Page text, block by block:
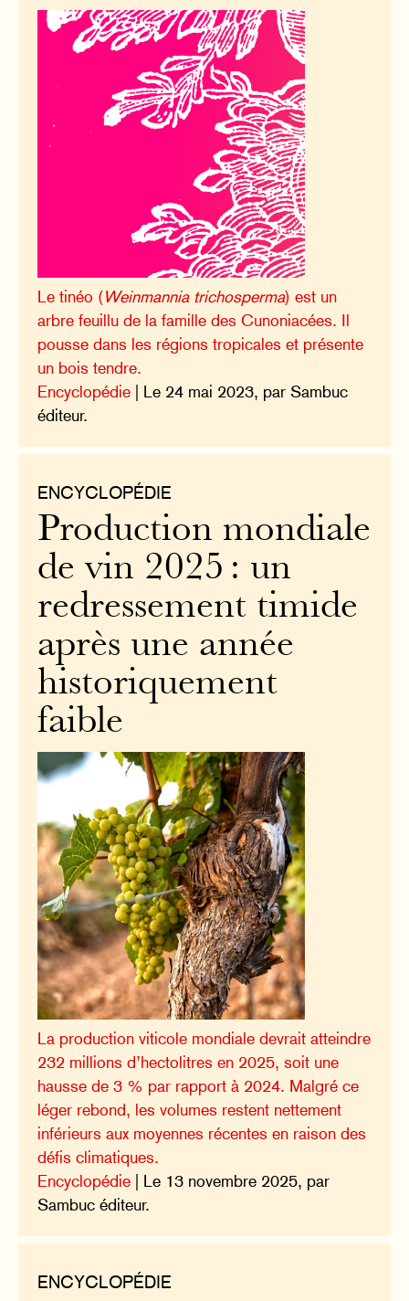
Le tinéo (Weinmannia trichosperma) est un
arbre feuillu de la famille des Cunoniacées. Il
pousse dans les régions tropicales et présente
un bois tendre.
Encyclopédie | Le 24 mai 2023, par Sambuc
éditeur.
ENCYCLOPÉDIE
Production mondiale
de vin 2025 : un
redressement timide
après une année
historiquement
faible
La production viticole mondiale devrait atteindre
232 millions d’hectolitres en 2025, soit une
hausse de 3 % par rapport à 2024. Malgré ce
léger rebond, les volumes restent nettement
inférieurs aux moyennes récentes en raison des
défis climatiques.
Encyclopédie | Le 13 novembre 2025, par
Sambuc éditeur.
ENCYCLOPÉDIE